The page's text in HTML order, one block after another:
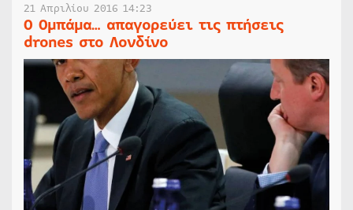
21 Απριλίου 2016 14:23
Ο Ομπάμα… απαγορεύει τις πτήσεις
drones στο Λονδίνο